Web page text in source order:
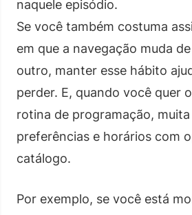
naquele episódio.
Se você também costuma
em que a navegação muda
outro, manter esse hábito
perder. E, quando você quer
rotina de programação,
preferências e horários com
catálogo.
Por exemplo, se você está